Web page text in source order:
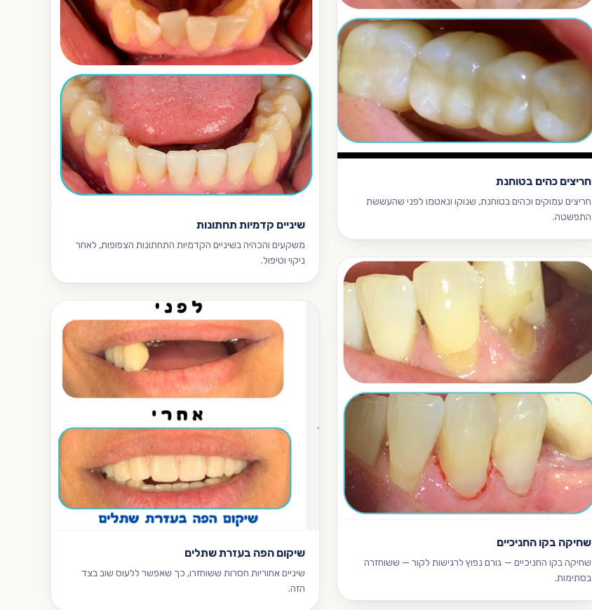
חריצים כהים בטוחנת
חריצים עמוקים וכהים בטוחנת, שנוקו ונאטמו לפני שהעששת
התפשטה.
שחיקה בקו החניכיים
שחיקה בקו החניכיים — גורם נפוץ לרגישות לקור — ששוחזרה
בסתימות.
שיניים קדמיות תחתונות
משקעים והכהיה בשיניים הקדמיות התחתונות הצפופות, לאחר
ניקוי וטיפול.
שיקום הפה בעזרת שתלים
שיניים אחוריות חסרות ששוחזרו, כך שאפשר ללעוס שוב בצד
הזה.